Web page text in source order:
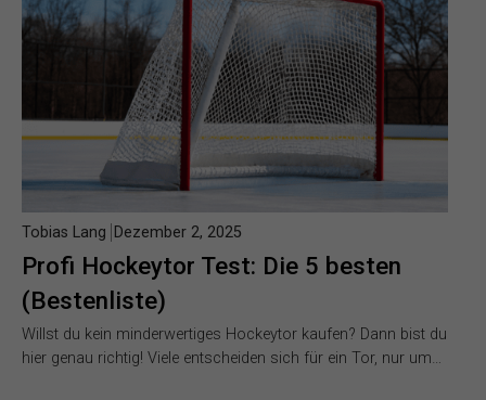
Profi Hockeytor Test: Die 5 besten
(Bestenliste)
Tobias Lang Dezember 2, 2025
Willst du kein minderwertiges Hockeytor kaufen? Dann bist du
hier genau richtig! Viele entscheiden sich für ein Tor, nur um…